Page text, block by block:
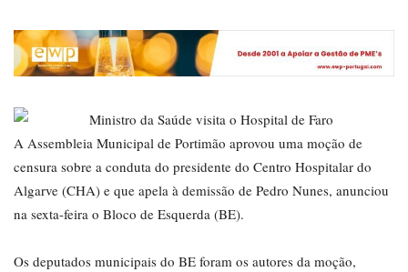
A Assembleia Municipal de Portimão aprovou uma moção de
censura sobre a conduta do presidente do Centro Hospitalar do
Algarve (CHA) e que apela à demissão de Pedro Nunes, anunciou
na sexta-feira o Bloco de Esquerda (BE).
Os deputados municipais do BE foram os autores da moção,